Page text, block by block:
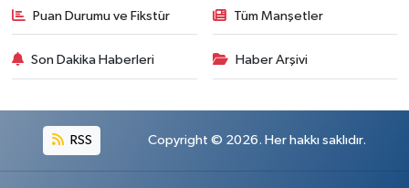
Puan Durumu ve Fikstür Tüm Manşetler
Son Dakika Haberleri Haber Arşivi
RSS Copyright © 2026. Her hakkı saklıdır.